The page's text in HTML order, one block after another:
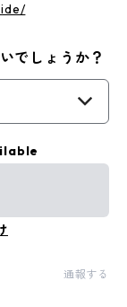
でしょうか？
通報する